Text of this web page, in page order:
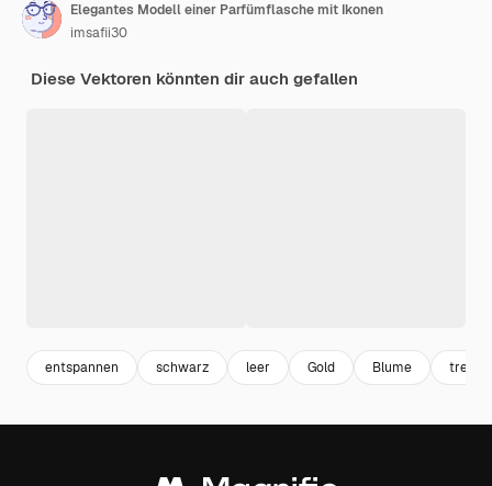
Elegantes Modell einer Parfümflasche mit Ikonen
imsafii30
Diese Vektoren könnten dir auch gefallen
entspannen schwarz leer Gold Blume trendy